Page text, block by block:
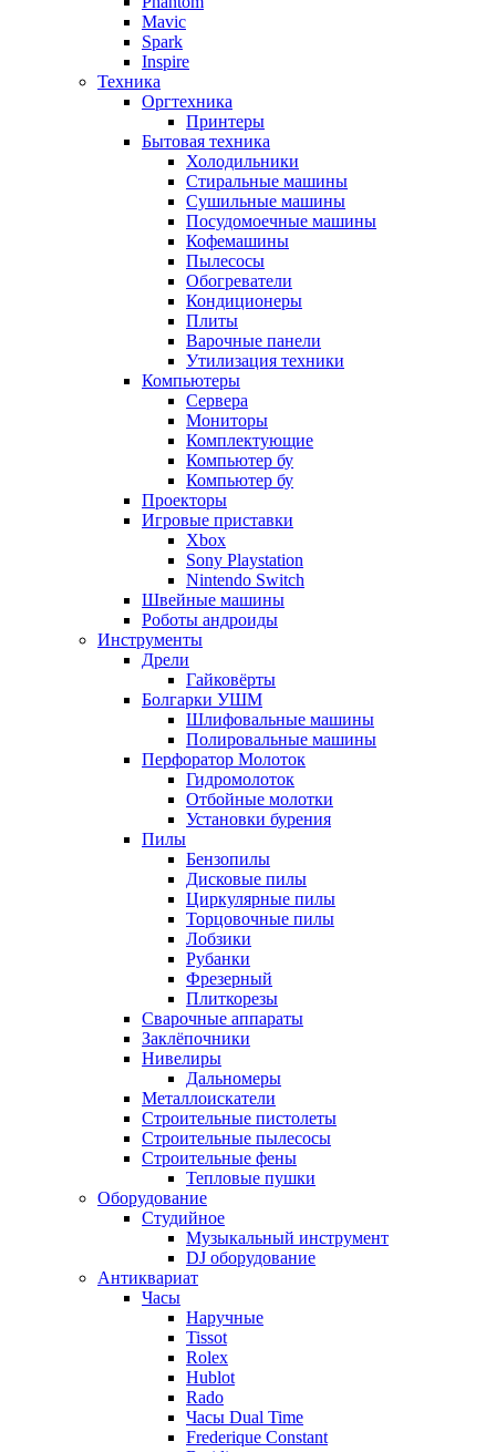
Mavic
Spark
Inspire
Техника
Оргтехника
Принтеры
Бытовая техника
Холодильники
Стиральные машины
Сушильные машины
Посудомоечные машины
Кофемашины
Пылесосы
Обогреватели
Кондиционеры
Плиты
Варочные панели
Утилизация техники
Компьютеры
Сервера
Мониторы
Комплектующие
Компьютер бу
Компьютер бу
Проекторы
Игровые приставки
Xbox
Sony Playstation
Nintendo Switch
Швейные машины
Роботы андроиды
Инструменты
Дрели
Гайковёрты
Болгарки УШМ
Шлифовальные машины
Полировальные машины
Перфоратор Молоток
Гидромолоток
Отбойные молотки
Установки бурения
Пилы
Бензопилы
Дисковые пилы
Циркулярные пилы
Торцовочные пилы
Лобзики
Рубанки
Фрезерный
Плиткорезы
Сварочные аппараты
Заклёпочники
Нивелиры
Дальномеры
Металлоискатели
Строительные пистолеты
Строительные пылесосы
Строительные фены
Тепловые пушки
Оборудование
Студийное
Музыкальный инструмент
DJ оборудование
Антиквариат
Часы
Наручные
Tissot
Rolex
Hublot
Rado
Часы Dual Time
Frederique Constant